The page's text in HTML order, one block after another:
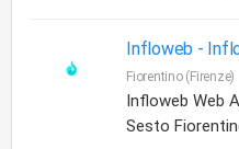
Infloweb -
Fiorentino (Firenze)
Infloweb Web
Sesto